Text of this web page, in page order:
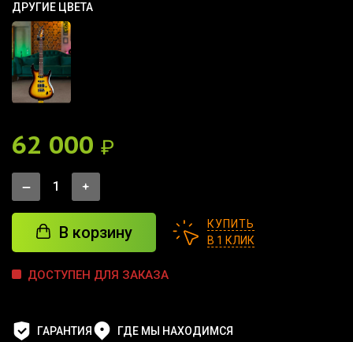
ДРУГИЕ ЦВЕТА
62 000 ₽
В корзину
КУПИТЬ
В 1 КЛИК
ДОСТУПЕН ДЛЯ ЗАКАЗА
ГАРАНТИЯ
ГДЕ МЫ НАХОДИМСЯ